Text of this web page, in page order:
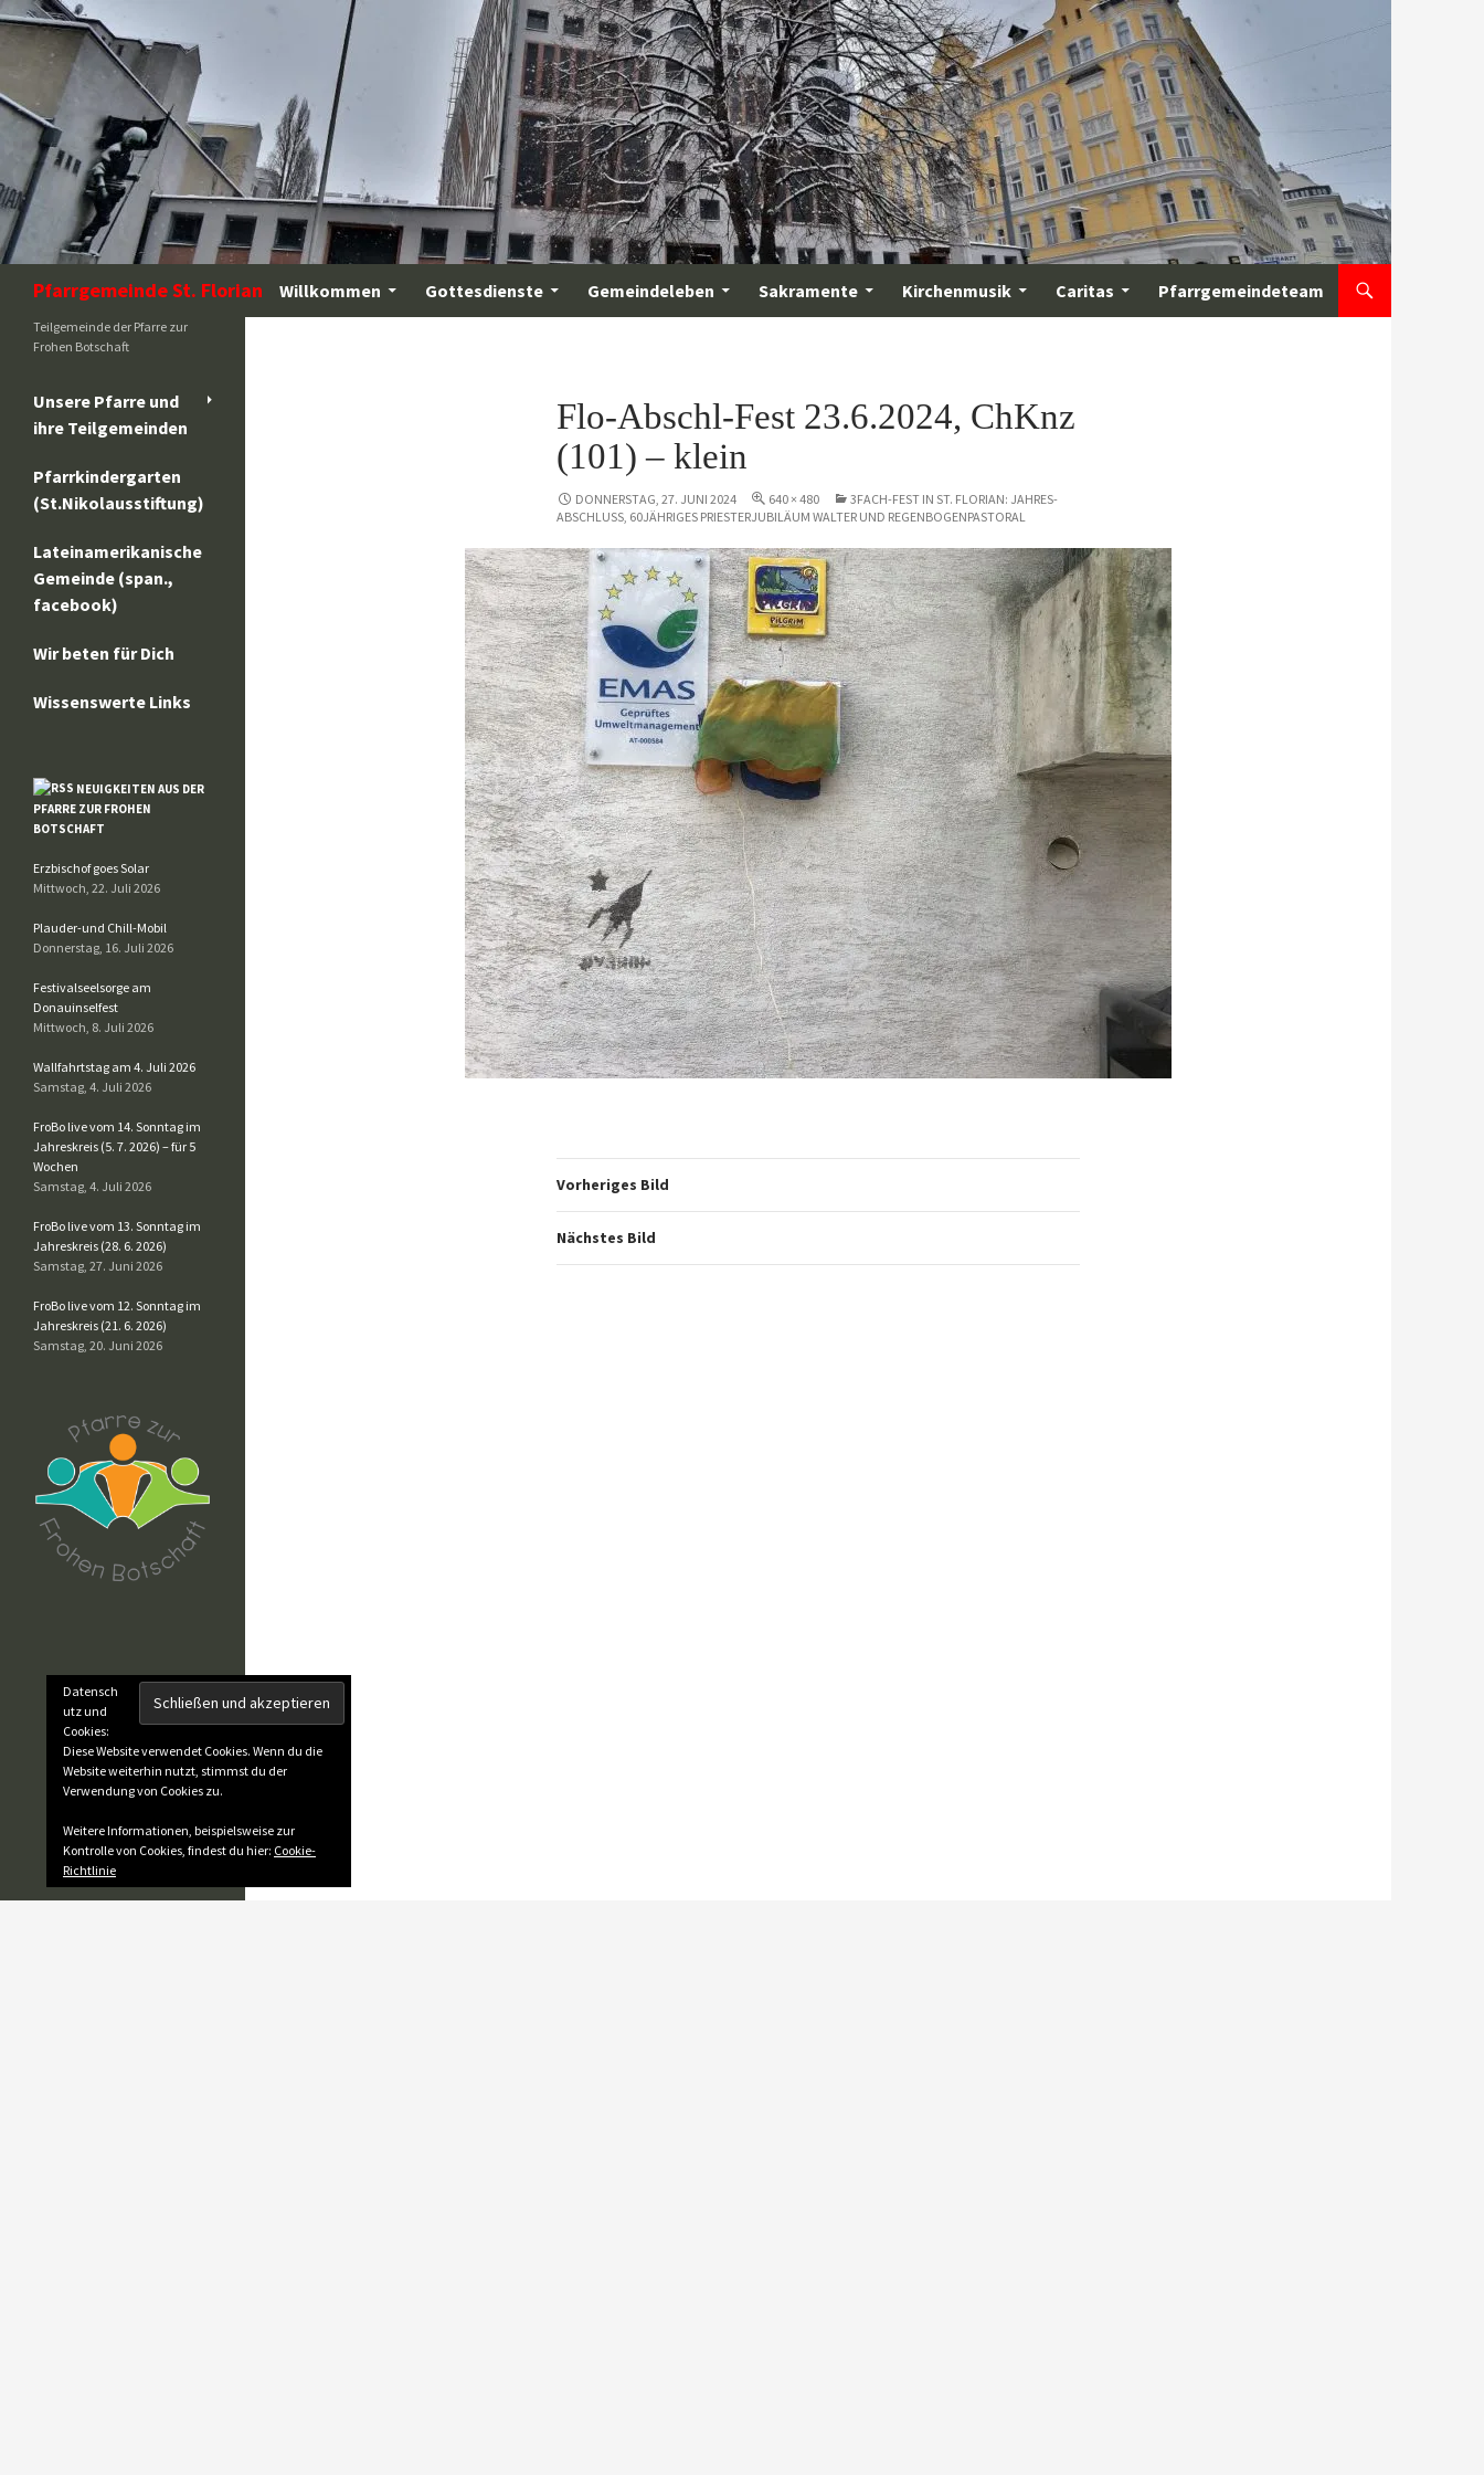
Zum
Inhalt
springen
Pfarrgemeinde St. Florian Willkommen Gottesdienste Gemeindeleben Sakramente Kirchenmusik Caritas Pfarrgemeindeteam
Flo-Abschl-Fest 23.6.2024, ChKnz
(101) – klein
DONNERSTAG, 27. JUNI 2024 640 × 480
3FACH-FEST IN ST. FLORIAN: JAHRES-
ABSCHLUSS, 60JÄHRIGES PRIESTERJUBILÄUM WALTER UND REGENBOGENPASTORAL
Vorheriges Bild
Nächstes Bild
Teilgemeinde der Pfarre zur
Frohen Botschaft
Unsere Pfarre und
ihre Teilgemeinden
Pfarrkindergarten
(St.Nikolausstiftung)
Lateinamerikanische
Gemeinde (span.,
facebook)
Wir beten für Dich
Wissenswerte Links
NEUIGKEITEN AUS DER
PFARRE ZUR FROHEN
BOTSCHAFT
Erzbischof goes Solar
Mittwoch, 22. Juli 2026
Plauder-und Chill-Mobil
Donnerstag, 16. Juli 2026
Festivalseelsorge am
Donauinselfest
Mittwoch, 8. Juli 2026
Wallfahrtstag am 4. Juli 2026
Samstag, 4. Juli 2026
FroBo live vom 14. Sonntag im
Jahreskreis (5. 7. 2026) – für 5
Wochen
Samstag, 4. Juli 2026
FroBo live vom 13. Sonntag im
Jahreskreis (28. 6. 2026)
Samstag, 27. Juni 2026
FroBo live vom 12. Sonntag im
Jahreskreis (21. 6. 2026)
Samstag, 20. Juni 2026
Datensch
utz und
Cookies:
Diese Website verwendet Cookies. Wenn du die
Website weiterhin nutzt, stimmst du der
Verwendung von Cookies zu.
Weitere Informationen, beispielsweise zur
Kontrolle von Cookies, findest du hier: Cookie-
Richtlinie